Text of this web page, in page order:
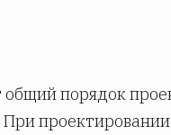
порядок